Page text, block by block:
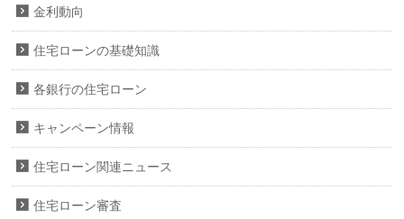
金利動向
住宅ローンの基礎知識
各銀行の住宅ローン
キャンペーン情報
住宅ローン関連ニュース
住宅ローン審査